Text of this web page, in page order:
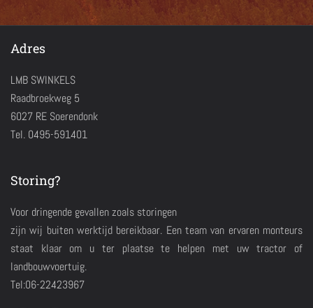
Adres
LMB SWINKELS
Raadbroekweg 5
6027 RE Soerendonk
Tel. 0495-591401
Storing?
Voor dringende gevallen zoals storingen
zijn wij buiten werktijd bereikbaar. Een team van ervaren monteurs
staat klaar om u ter plaatse te helpen met uw tractor of
landbouwvoertuig.
Tel:06-22423967